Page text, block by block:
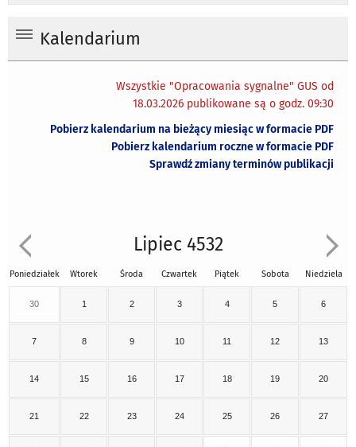
Kalendarium
Wszystkie "Opracowania sygnalne" GUS od
18.03.2026 publikowane są o godz. 09:30
Pobierz kalendarium na bieżący miesiąc w formacie PDF
Pobierz kalendarium roczne w formacie PDF
Sprawdź zmiany terminów publikacji
Lipiec 4532
Poniedziałek Wtorek Środa Czwartek Piątek Sobota Niedziela
30 1 2 3 4 5 6
7 8 9 10 11 12 13
14 15 16 17 18 19 20
21 22 23 24 25 26 27